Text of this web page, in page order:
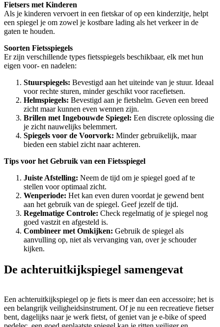
Fietsers met Kinderen
Als je kinderen vervoert in een fietskar of op een kinderzitje, helpt
een spiegel je om zowel je kostbare lading als het verkeer in de
gaten te houden.
Soorten Fietsspiegels
Er zijn verschillende types fietsspiegels beschikbaar, elk met hun
eigen voor- en nadelen:
Stuurspiegels: Bevestigd aan het uiteinde van je stuur. Ideaal
voor rechte sturen, minder geschikt voor racefietsen.
Helmspiegels: Bevestigd aan je fietshelm. Geven een breed
zicht maar kunnen even wennen zijn.
Brillen met Ingebouwde Spiegel: Een discrete oplossing die
je zicht nauwelijks belemmert.
Spiegels voor de Voorvork: Minder gebruikelijk, maar
bieden een stabiel zicht naar achteren.
Tips voor het Gebruik van een Fietsspiegel
Juiste Afstelling: Neem de tijd om je spiegel goed af te
stellen voor optimaal zicht.
Wenperiode: Het kan even duren voordat je gewend bent
aan het gebruik van de spiegel. Geef jezelf de tijd.
Regelmatige Controle: Check regelmatig of je spiegel nog
goed vastzit en afgesteld is.
Combineer met Omkijken: Gebruik de spiegel als
aanvulling op, niet als vervanging van, over je schouder
kijken.
De achteruitkijkspiegel samengevat
Een achteruitkijkspiegel op je fiets is meer dan een accessoire; het is
een belangrijk veiligheidsinstrument. Of je nu een recreatieve fietser
bent, dagelijks naar je werk fietst, of geniet van je e-bike of speed